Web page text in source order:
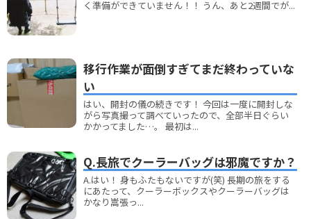
く準備ができていません！！ うん、あと2週間でが...
移行作業が面倒すぎてまだ終わっていな
い
はい、開封の儀の続きです！ 今回は一度に開封しな
がら写真撮って調べていったので、全部半日ぐらい
かかってました…。 最初は...
Q.長旅でクーラーバッグは邪魔ですか？
A.はい！ 身もふたもないですが(笑) 長期の旅をする
にあたって、クーラーボックスやクーラーバッグは
かなり嵩張っ...